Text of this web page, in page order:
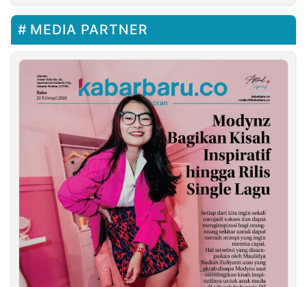
MEDIA PARTNER